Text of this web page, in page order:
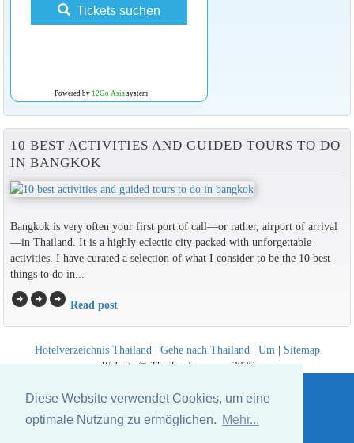
Diese Website verwendet Cookies, um eine
optimale Nutzung zu ermöglichen. Mehr...
Tickets suchen
Powered by 12Go Asiasystem
10 BEST ACTIVITIES AND GUIDED TOURS TO DO
IN BANGKOK
Bangkok is very often your first port of call—or rather, airport of arrival
—in Thailand. It is a highly eclectic city packed with unforgettable
activities. I have curated a selection of what I consider to be the 10 best
things to do in...
arrow_circle_rightarrow_circle_rightarrow_circle_right Read post
Hotelverzeichnis Thailand | Gehe nach Thailand | Um | Sitemap
Website © Thailandee.com - 2026